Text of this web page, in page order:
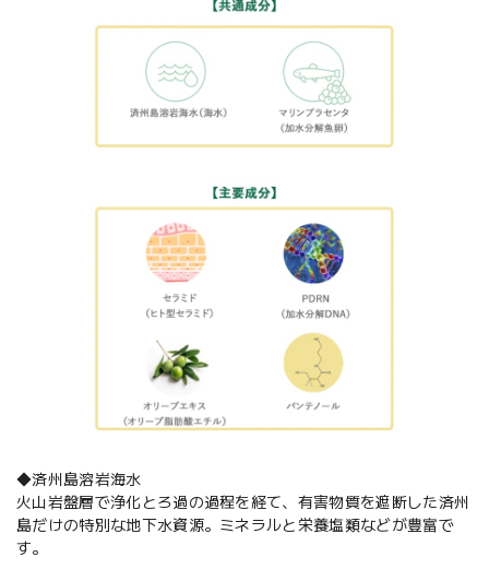
◆済州島溶岩海水
火山岩盤層で浄化とろ過の過程を経て、有害物質を遮断した済州
島だけの特別な地下水資源。ミネラルと栄養塩類などが豊富で
す。